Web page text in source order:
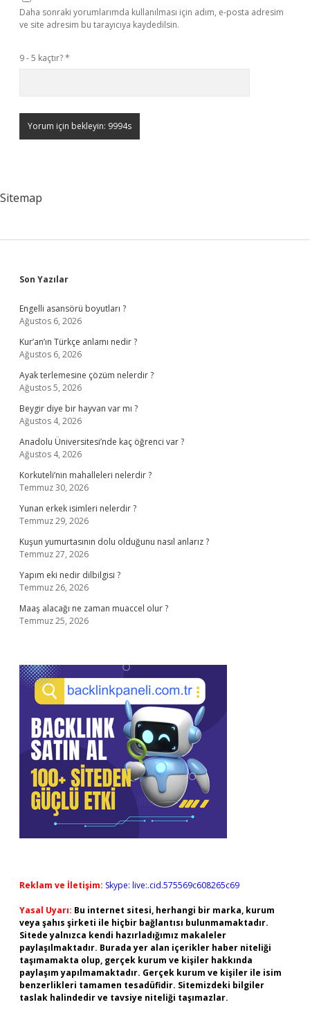
Daha sonraki yorumlarımda kullanılması için adım, e-posta adresim
ve site adresim bu tarayıcıya kaydedilsin.
9 - 5 kaçtır?*
Sitemap
Sidebar
Son Yazılar
Engelli asansörü boyutları ?
Ağustos 6, 2026
Kur’an’ın Türkçe anlamı nedir ?
Ağustos 6, 2026
Ayak terlemesine çözüm nelerdir ?
Ağustos 5, 2026
Beygir diye bir hayvan var mı ?
Ağustos 4, 2026
Anadolu Üniversitesi’nde kaç öğrenci var ?
Ağustos 4, 2026
Korkuteli’nin mahalleleri nelerdir ?
Temmuz 30, 2026
Yunan erkek isimleri nelerdir ?
Temmuz 29, 2026
Kuşun yumurtasının dolu olduğunu nasıl anlarız ?
Temmuz 27, 2026
Yapım eki nedir dilbilgisi ?
Temmuz 26, 2026
Maaş alacağı ne zaman muaccel olur ?
Temmuz 25, 2026
Reklam ve İletişim: Skype: live:.cid.575569c608265c69
Yasal Uyarı: Bu internet sitesi, herhangi bir marka, kurum
veya şahıs şirketi ile hiçbir bağlantısı bulunmamaktadır.
Sitede yalnızca kendi hazırladığımız makaleler
paylaşılmaktadır. Burada yer alan içerikler haber niteliği
taşımamakta olup, gerçek kurum ve kişiler hakkında
paylaşım yapılmamaktadır. Gerçek kurum ve kişiler ile isim
benzerlikleri tamamen tesadüfidir. Sitemizdeki bilgiler
taslak halindedir ve tavsiye niteliği taşımazlar.